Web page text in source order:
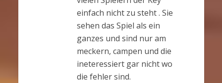
einfach nicht zu steht . Sie
sehen das Spiel als ein
ganzes und sind nur am
meckern, campen und die
ineteressiert gar nicht wo
die fehler sind.